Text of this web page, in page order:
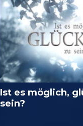
Ist es möglich,
sein?